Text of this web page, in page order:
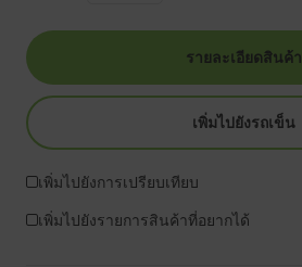
รายละเอียดสินค้า
เพิ่มไปยังรถเข็น
เพิ่มไปยังการเปรียบเทียบ
เพิ่มไปยังรายการสินค้าที่อยากได้